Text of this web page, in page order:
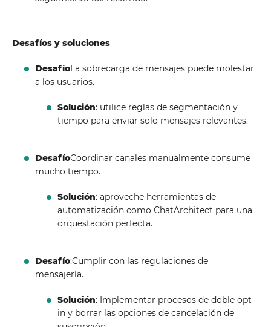
Desafíos y soluciones
DesafíoLa sobrecarga de mensajes puede molestar
a los usuarios.
Solución: utilice reglas de segmentación y
tiempo para enviar solo mensajes relevantes.
DesafíoCoordinar canales manualmente consume
mucho tiempo.
Solución: aproveche herramientas de
automatización como ChatArchitect para una
orquestación perfecta.
Desafío:Cumplir con las regulaciones de
mensajería.
Solución: Implementar procesos de doble opt-
in y borrar las opciones de cancelación de